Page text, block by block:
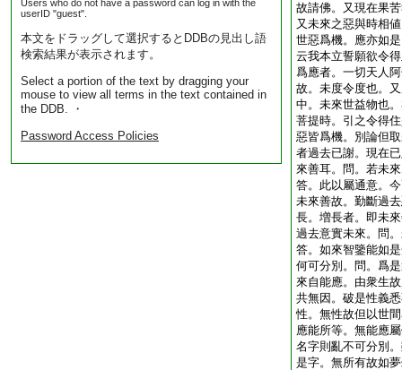
Users who do not have a password can log in with the
userID "guest".
本文をドラッグして選択するとDDBの見出し語
検索結果が表示されます。
Select a portion of the text by dragging your
mouse to view all terms in the text contained in
the DDB. ・
Password Access Policies
故請佛。又現在果
又未來之惡與時相
世惡爲機。應亦如
云我本立誓願欲令
爲應者。一切天人
故。未度令度也。
中。未來世益物也
菩提時。引之令得
惡皆爲機。別論但
者過去已謝。現在
來善耳。問。若未
答。此以屬通意。
未來善故。勤斷過
長。増長者。即未
過去意實未來。問
答。如來智鑒能如
何可分別。問。爲
來自能應。由衆生
共無因。破是性義
性。無性故但以世
應能所等。無能應
名字則亂不可分別
是字。無所有故如